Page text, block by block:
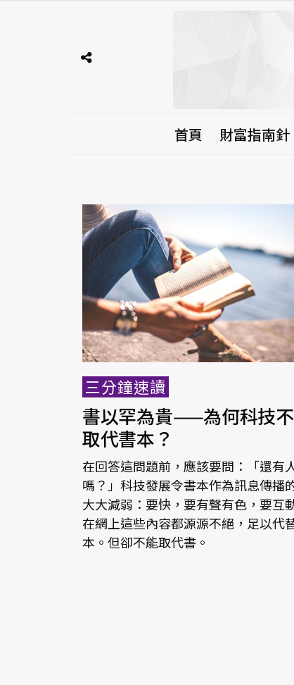
首頁 財富指南針
三分鐘速讀
書以罕為貴——為何科技
取代書本？
在回答這問題前，應該要問：「還有
嗎？」科技發展令書本作為訊息傳播
大大減弱：要快，要有聲有色，要
在網上這些內容都源源不絕，足以代
本。但卻不能取代書。